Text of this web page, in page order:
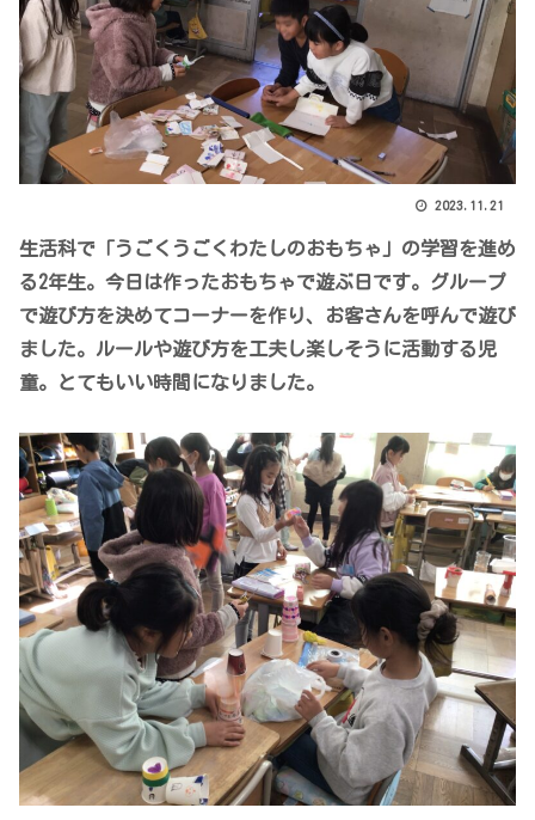
2023.11.21
生活科で「うごくうごくわたしのおもちゃ」の学習を進め
る2年生。今日は作ったおもちゃで遊ぶ日です。グループ
で遊び方を決めてコーナーを作り、お客さんを呼んで遊び
ました。ルールや遊び方を工夫し楽しそうに活動する児
童。とてもいい時間になりました。